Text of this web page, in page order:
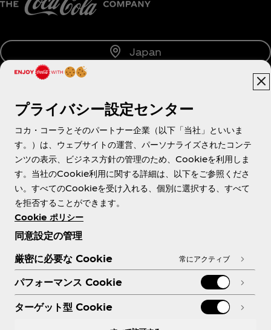
Japan
About us
Need help?
各種ポリシー
プライバシー設定センター
コカ・コーラとそのパートナー企業（以下「当社」といいま
す。）は、ウェブサイトの運営、パーソナライズされたコンテ
ンツの表示、ビジネス方針の管理のため、Cookieを利用しま
す。当社のCookie利用に関する詳細は、以下をご参照くださ
い。すべてのCookieを受け入れる、個別に選択する、すべて
を拒否することができます。
Cookie ポリシー
同意設定の管理
厳密に必要な Cookie
常にアクティブ
パフォーマンス Cookie
ターゲット型 Cookie